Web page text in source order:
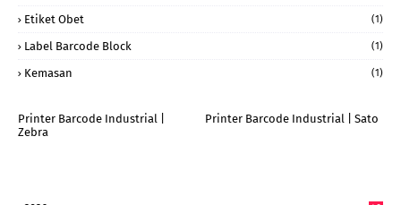
Etiket Obet (1)
Label Barcode Block (1)
Kemasan (1)
Printer Barcode Industrial |
Zebra
Printer Barcode Industrial | Sato